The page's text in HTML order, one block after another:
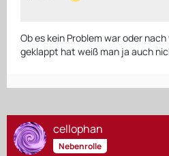
Ob es kein Problem war oder
geklappt hat weiß man ja auch
cellophan
Nebenrolle